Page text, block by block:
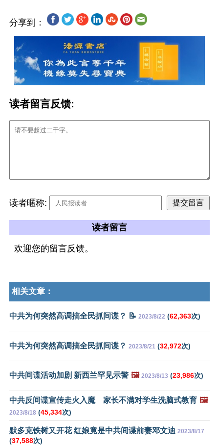
分享到：
读者留言反馈:
读者暱称:
读者留言
欢迎您的留言反馈。
相关文章：
中共为何突然高调搞全民抓间谍？ 📝 2023/8/22 (62,363次)
中共为何突然高调搞全民抓间谍？ 2023/8/21 (32,972次)
中共间谍活动加剧 新西兰罕见示警 🖼️ 2023/8/13 (23,986次)
中共反间谍宣传走火入魔 家长不满对学生洗脑式教育 🖼️
2023/8/18 (45,334次)
默多克铁树又开花 红娘竟是中共间谍前妻邓文迪 2023/8/17
(37,588次)